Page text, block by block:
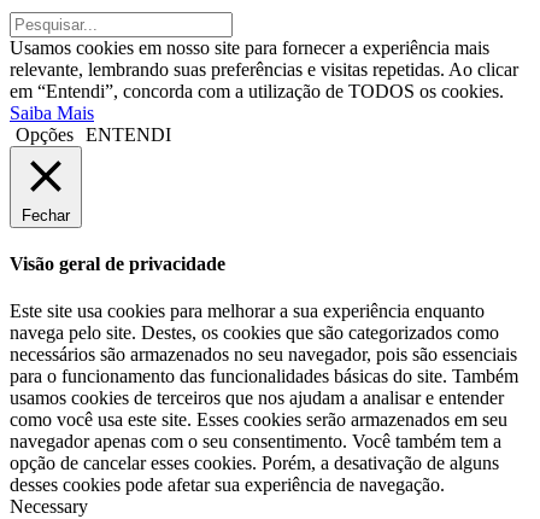
Usamos cookies em nosso site para fornecer a experiência mais
relevante, lembrando suas preferências e visitas repetidas. Ao clicar
em “Entendi”, concorda com a utilização de TODOS os cookies.
Saiba Mais
Opções ENTENDI
Fechar
Visão geral de privacidade
Este site usa cookies para melhorar a sua experiência enquanto
navega pelo site. Destes, os cookies que são categorizados como
necessários são armazenados no seu navegador, pois são essenciais
para o funcionamento das funcionalidades básicas do site. Também
usamos cookies de terceiros que nos ajudam a analisar e entender
como você usa este site. Esses cookies serão armazenados em seu
navegador apenas com o seu consentimento. Você também tem a
opção de cancelar esses cookies. Porém, a desativação de alguns
desses cookies pode afetar sua experiência de navegação.
Necessary